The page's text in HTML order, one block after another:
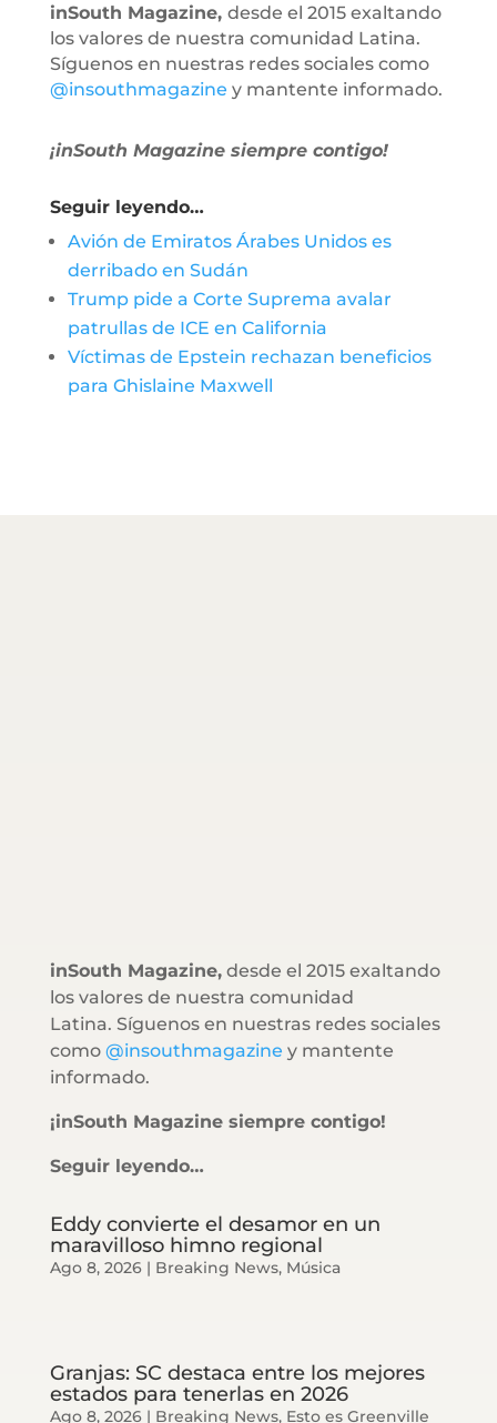
inSouth Magazine, desde el 2015 exaltando
los valores de nuestra comunidad Latina.
Síguenos en nuestras redes sociales como
@insouthmagazine y mantente informado.
¡inSouth Magazine siempre contigo!
Seguir leyendo…
Avión de Emiratos Árabes Unidos es
derribado en Sudán
Trump pide a Corte Suprema avalar
patrullas de ICE en California
Víctimas de Epstein rechazan beneficios
para Ghislaine Maxwell
inSouth Magazine,desde el 2015 exaltando
los valores de nuestra comunidad
Latina. Síguenos en nuestras redes sociales
como @insouthmagazine y mantente
informado.
¡inSouth Magazine siempre contigo!
Seguir leyendo…
Eddy convierte el desamor en un
maravilloso himno regional
Ago 8, 2026| Breaking News, Música
Granjas: SC destaca entre los mejores
estados para tenerlas en 2026
Ago 8, 2026| Breaking News, Esto es Greenville